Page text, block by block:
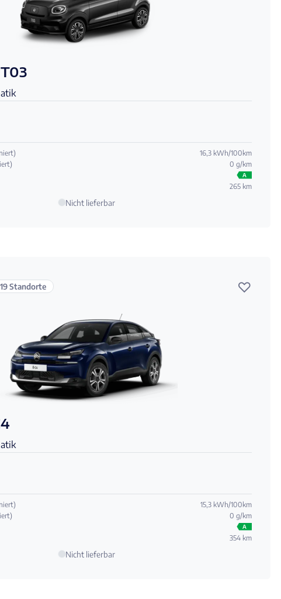
16,3 kWh/100km
0 g/km
A
265 km
Nicht lieferbar
19 Standorte ♡
15,3 kWh/100km
0 g/km
A
354 km
Nicht lieferbar